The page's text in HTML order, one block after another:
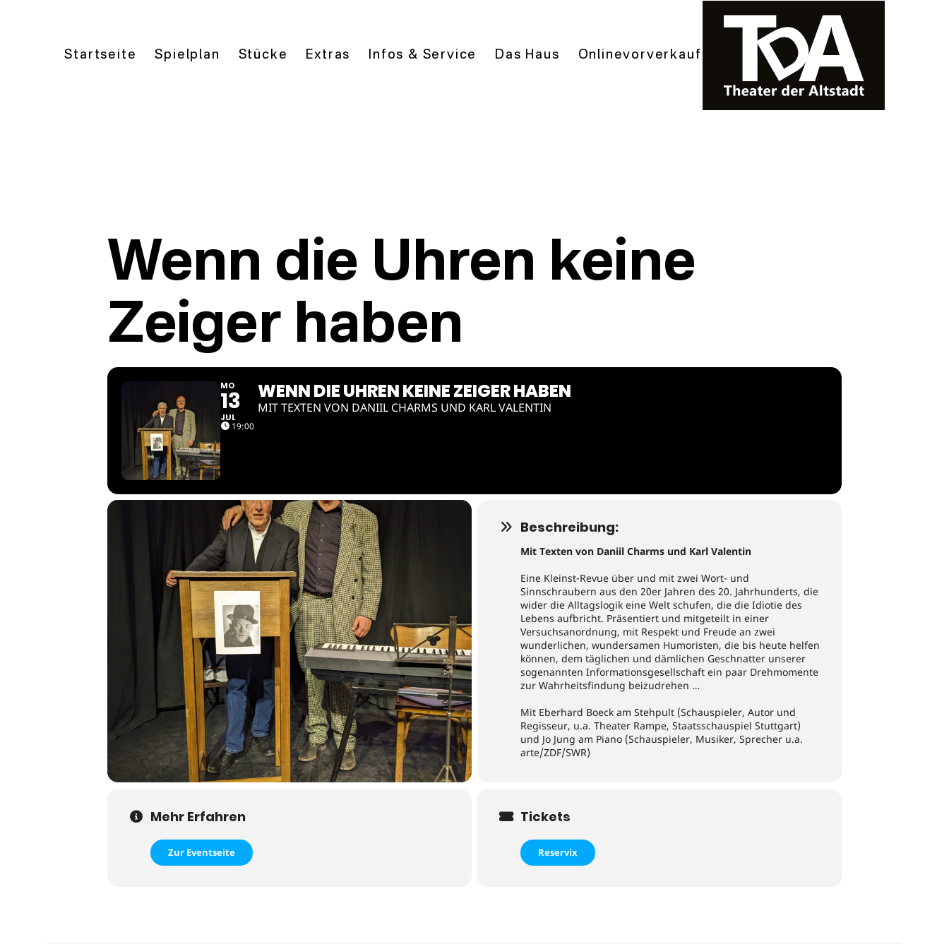
Startseite Spielplan Stücke Extras Infos & Service Das Haus Onlinevorverkauf
Wenn die Uhren keine
Zeiger haben
MO
13
JUL
19:00
WENN DIE UHREN KEINE ZEIGER HABEN
MIT TEXTEN VON DANIIL CHARMS UND KARL VALENTIN
Beschreibung:
Mit Texten von Daniil Charms und Karl Valentin
Eine Kleinst-Revue über und mit zwei Wort- und
Sinnschraubern aus den 20er Jahren des 20. Jahrhunderts, die
wider die Alltagslogik eine Welt schufen, die die Idiotie des
Lebens aufbricht. Präsentiert und mitgeteilt in einer
Versuchsanordnung, mit Respekt und Freude an zwei
wunderlichen, wundersamen Humoristen, die bis heute helfen
können, dem täglichen und dämlichen Geschnatter unserer
sogenannten Informationsgesellschaft ein paar Drehmomente
zur Wahrheitsfindung beizudrehen …
Mit Eberhard Boeck am Stehpult (Schauspieler, Autor und
Regisseur, u.a. Theater Rampe, Staatsschauspiel Stuttgart)
und Jo Jung am Piano (Schauspieler, Musiker, Sprecher u.a.
arte/ZDF/SWR)
Mehr Erfahren
Zur Eventseite
Tickets
Reservix